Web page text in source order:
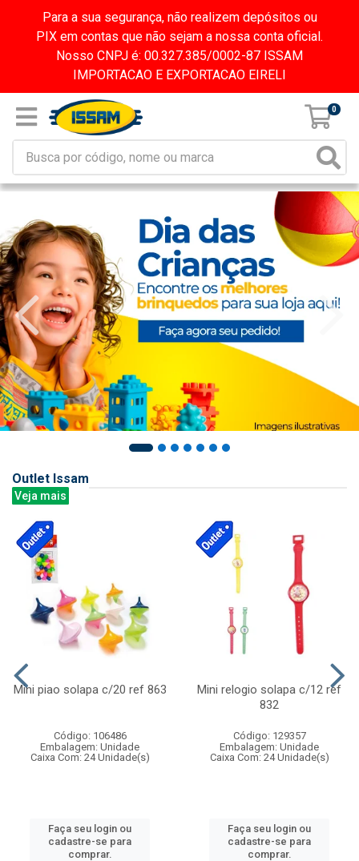
Para a sua segurança, não realizem depósitos ou
PIX em contas que não sejam a nossa conta oficial.
Nosso CNPJ é: 00.327.385/0002-87 ISSAM
IMPORTACAO E EXPORTACAO EIRELI
0
Outlet Issam
Veja mais
Mini piao solapa c/20 ref 863
Código: 106486
Embalagem: Unidade
Caixa Com: 24 Unidade(s)
Faça seu login ou
cadastre-se para
comprar.
Mini relogio solapa c/12 ref
832
Código: 129357
Embalagem: Unidade
Caixa Com: 24 Unidade(s)
Faça seu login ou
cadastre-se para
comprar.